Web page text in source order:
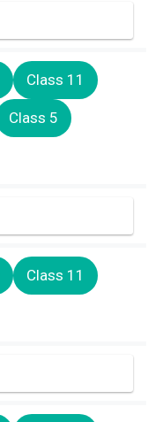
Class 11
Class 5
Class 11